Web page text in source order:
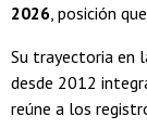
2026, posición
Su trayectoria en
desde 2012
reúne a los